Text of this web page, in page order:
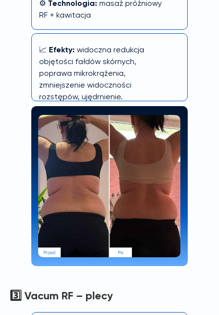
📈 Efekty: widoczna redukcja
objętości fałdów skórnych,
poprawa mikrokrążenia,
zmniejszenie widoczności
rozstępów, ujędrnienie.
⚙️ Technologia: masaż próżniowy
RF + kawitacja
3️⃣ Vacum RF – plecy